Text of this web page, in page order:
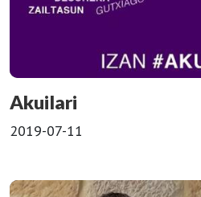
Akuilari
2019-07-11